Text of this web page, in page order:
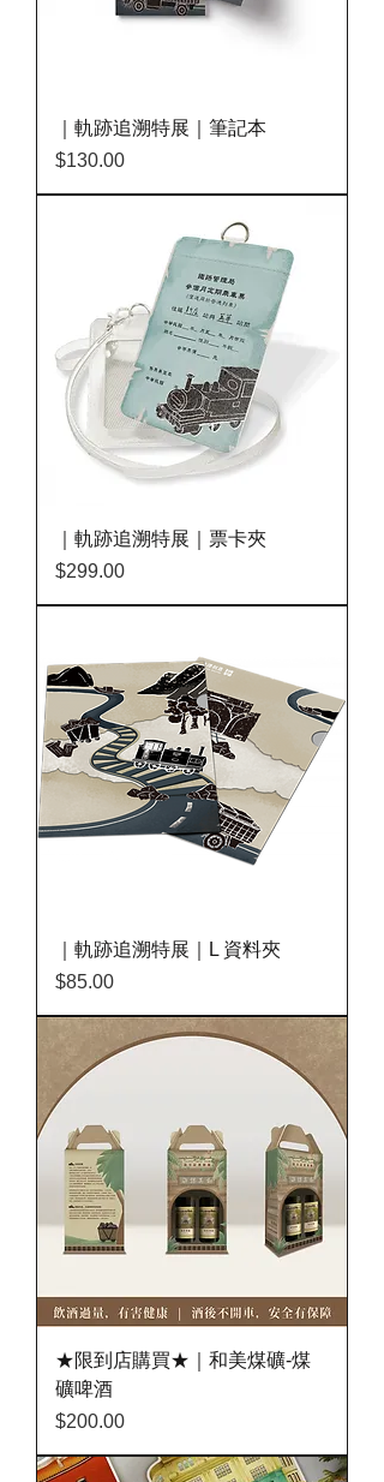
｜軌跡追溯特展｜筆記本
價格
$130.00
｜軌跡追溯特展｜票卡夾
價格
$299.00
｜軌跡追溯特展｜L 資料夾
價格
$85.00
★限到店購買★｜和美煤礦-煤
礦啤酒
價格
$200.00